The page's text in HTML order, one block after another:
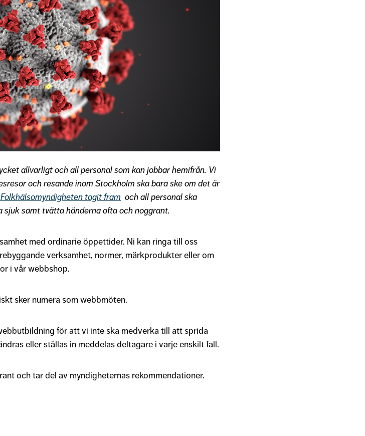
allvarligt och all personal som kan jobbar hemifrån. Vi
och resande inom Stockholm ska bara ske om det är
tagit fram och all personal ska
samt tvätta händerna ofta och noggrant.
med ordinarie öppettider. Ni kan ringa till oss
verksamhet, normer, märkprodukter eller om
i vår webbshop.
sker numera som webbmöten.
för att vi inte ska medverka till att sprida
eller ställas in meddelas deltagare i varje enskilt fall.
och tar del av myndigheternas rekommendationer.